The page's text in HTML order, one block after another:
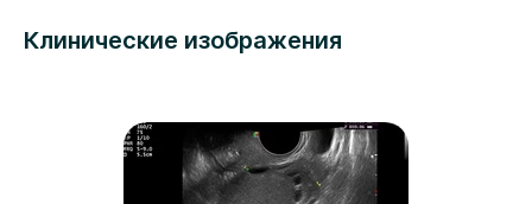
Клинические изображения